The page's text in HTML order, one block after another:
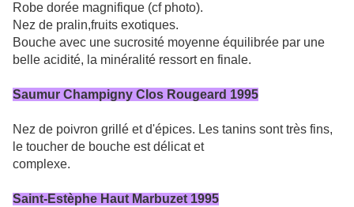
Robe dorée magnifique (cf photo).
Nez de pralin,fruits exotiques.
Bouche avec une sucrosité moyenne équilibrée par une
belle acidité, la minéralité ressort en finale.
Saumur Champigny Clos Rougeard 1995
Nez de poivron grillé et d'épices. Les tanins sont très fins,
le toucher de bouche est délicat et
complexe.
Saint-Estèphe Haut Marbuzet 1995